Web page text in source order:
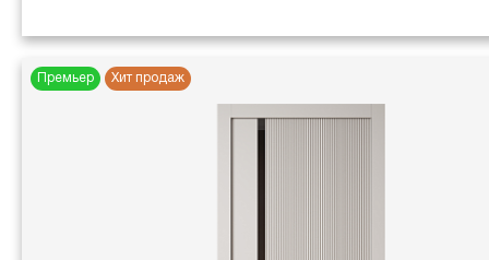
Премьер Хит продаж